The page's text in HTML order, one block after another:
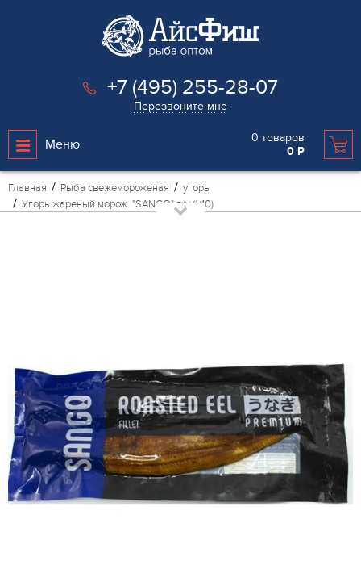
+7 (495) 255-28-07
Перезвоните мне
Меню 0 товаров
0 Р
Главная Рыба свежемороженая
угорь
Угорь жареный морож. "SANGO" в/у (1/10)